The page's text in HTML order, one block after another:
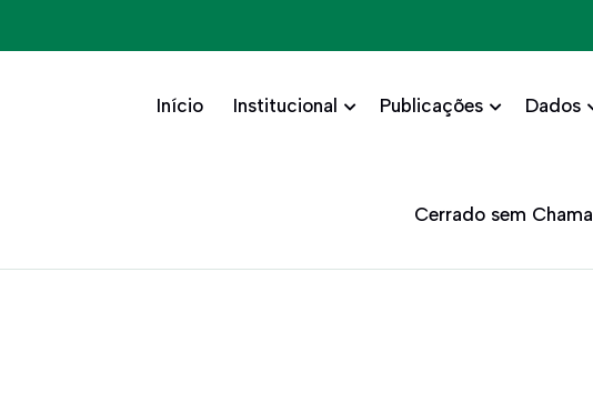
Início Institucional Publicações Dados
Cerrado sem Chama